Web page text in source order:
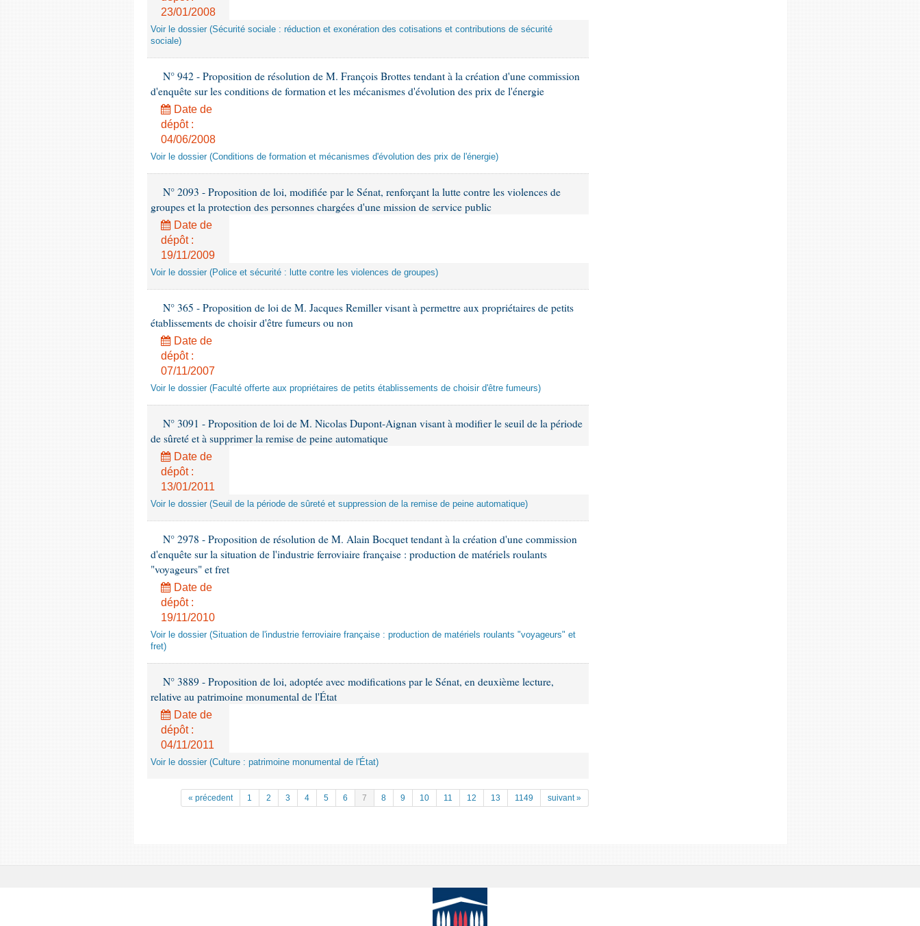
23/01/2008
Voir le dossier (Sécurité sociale : réduction et exonération des cotisations et contributions de sécurité
sociale)
N° 942 - Proposition de résolution de M. François Brottes tendant à la création d'une commission
d'enquête sur les conditions de formation et les mécanismes d'évolution des prix de l'énergie
Date de
dépôt :
04/06/2008
Voir le dossier (Conditions de formation et mécanismes d'évolution des prix de l'énergie)
N° 2093 - Proposition de loi, modifiée par le Sénat, renforçant la lutte contre les violences de
groupes et la protection des personnes chargées d'une mission de service public
Date de
dépôt :
19/11/2009
Voir le dossier (Police et sécurité : lutte contre les violences de groupes)
N° 365 - Proposition de loi de M. Jacques Remiller visant à permettre aux propriétaires de petits
établissements de choisir d'être fumeurs ou non
Date de
dépôt :
07/11/2007
Voir le dossier (Faculté offerte aux propriétaires de petits établissements de choisir d'être fumeurs)
N° 3091 - Proposition de loi de M. Nicolas Dupont-Aignan visant à modifier le seuil de la période
de sûreté et à supprimer la remise de peine automatique
Date de
dépôt :
13/01/2011
Voir le dossier (Seuil de la période de sûreté et suppression de la remise de peine automatique)
N° 2978 - Proposition de résolution de M. Alain Bocquet tendant à la création d'une commission
d'enquête sur la situation de l'industrie ferroviaire française : production de matériels roulants
"voyageurs" et fret
Date de
dépôt :
19/11/2010
Voir le dossier (Situation de l'industrie ferroviaire française : production de matériels roulants "voyageurs" et
fret)
N° 3889 - Proposition de loi, adoptée avec modifications par le Sénat, en deuxième lecture,
relative au patrimoine monumental de l'État
Date de
dépôt :
04/11/2011
Voir le dossier (Culture : patrimoine monumental de l'État)
« précedent 1 2 3 4 5 6 7 8 9 10 11 12 13 1149 suivant »